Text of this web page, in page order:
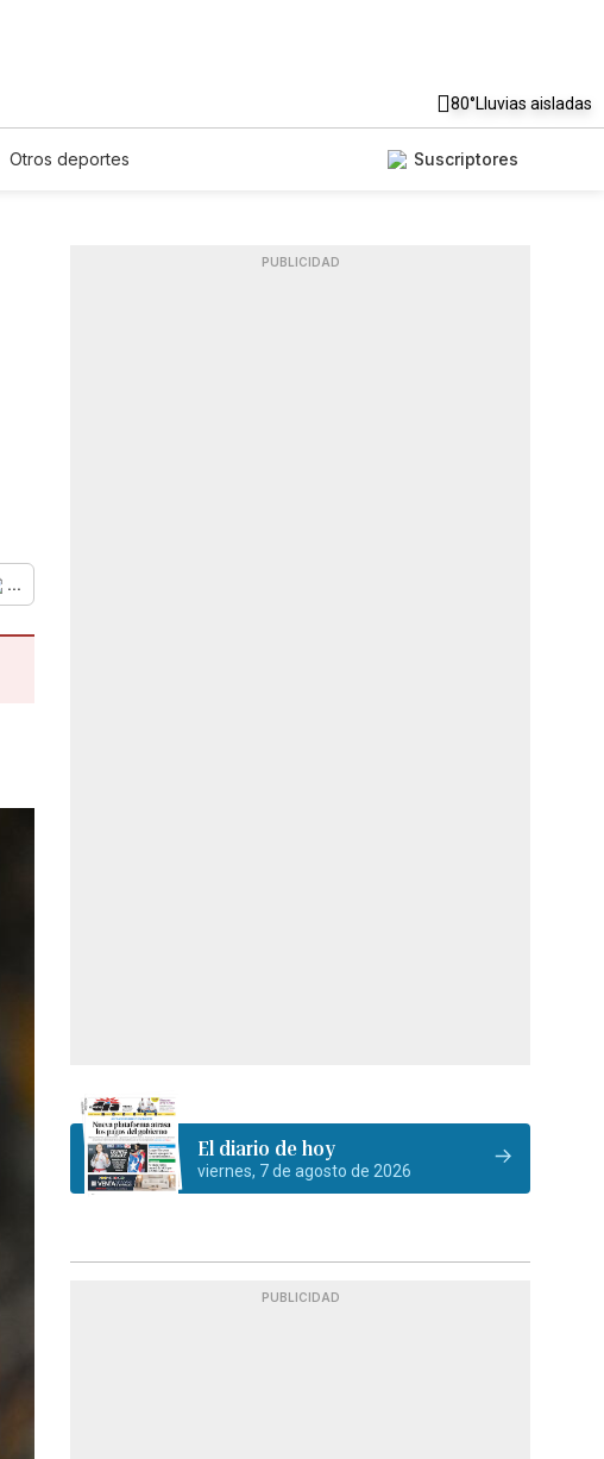
80°Lluvias aisladas
Otros deportes Suscriptores
...
PUBLICIDAD
El diario de hoy
viernes, 7 de agosto de 2026
PUBLICIDAD